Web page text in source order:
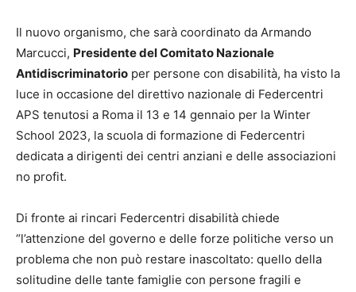
Il nuovo organismo, che sarà coordinato da Armando
Marcucci, Presidente del Comitato Nazionale
Antidiscriminatorio per persone con disabilità, ha visto la
luce in occasione del direttivo nazionale di Federcentri
APS tenutosi a Roma il 13 e 14 gennaio per la Winter
School 2023, la scuola di formazione di Federcentri
dedicata a dirigenti dei centri anziani e delle associazioni
no profit.
Di fronte ai rincari Federcentri disabilità chiede
“l’attenzione del governo e delle forze politiche verso un
problema che non può restare inascoltato: quello della
solitudine delle tante famiglie con persone fragili e